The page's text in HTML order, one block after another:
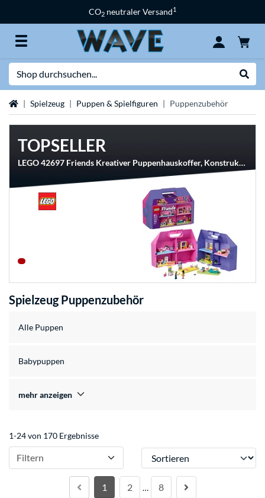
CO2 neutraler Versand1
StartseiteSpielzeug Puppen & Spielfiguren Puppenzubehör
TOPSELLER
LEGO 42697 Friends Kreativer Puppenhauskoffer, Konstruktionsspielzeug
Spielzeug Puppenzubehör
Alle Puppen
Babypuppen
mehr anzeigen
1-24 von 170 Ergebnisse
Filtern Sortieren
1 2 … 8